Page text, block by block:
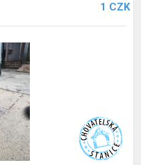
1 CZK